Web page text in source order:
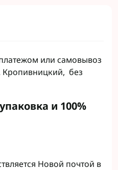
или самовывоз
Кропивницкий, без
и 100%
Новой почтой в